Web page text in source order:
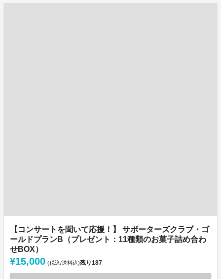
【コンサートを聞いて応援！】 サポーターズクラブ・ゴ
ールドプランB（プレゼント：11種類のお菓子詰め合わ
せBOX）
¥15,000 (税込/送料込)残り187